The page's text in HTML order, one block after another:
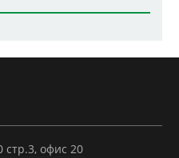
стр.3, офис 20